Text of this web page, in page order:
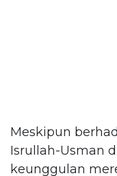
Meskipun
Isrullah-Usman
keunggulan